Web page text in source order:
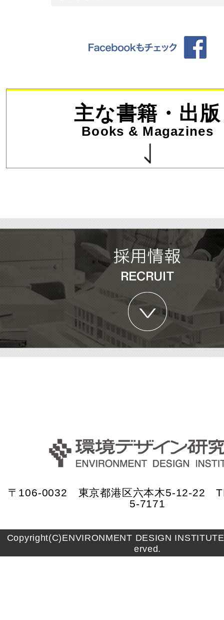
主な書籍・出版
Books & Magazines
〒106-0032 東京都港区六本木5-12-22
5-7171
Copyright(C)ENVIRONMENT DESIGN
erved.